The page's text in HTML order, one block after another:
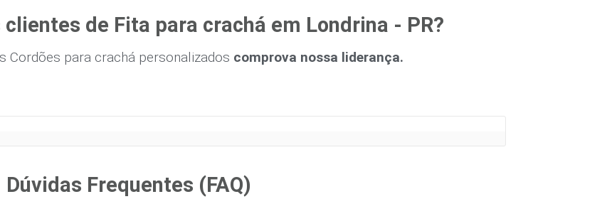
de Fita para crachá em Londrina - PR?
Cordões para crachá personalizados comprova nossa liderança.
Dúvidas Frequentes (FAQ)